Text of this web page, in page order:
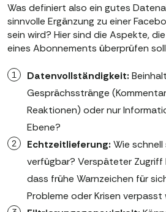
Was definiert also ein gutes
sinnvolle Ergänzung zu einer
sein wird? Hier sind die Aspekte,
eines Abonnements überprüfen
Datenvollständigkeit:
Gesprächsstränge
Reaktionen) oder nur
Ebene?
Echtzeitlieferung: Wie
verfügbar? Verspäteter Zugriff
dass frühe Warnzeichen für
Probleme oder Krisen verpasst